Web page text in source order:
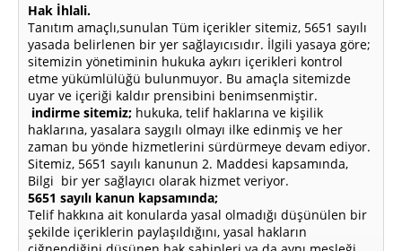
Hak İhlali.
Tanıtım amaçlı,sunulan Tüm içerikler sitemiz, 5651 sayılı
yasada belirlenen bir yer sağlayıcısıdır. İlgili yasaya göre;
sitemizin yönetiminin hukuka aykırı içerikleri kontrol
etme yükümlülüğü bulunmuyor. Bu amaçla sitemizde
uyar ve içeriği kaldır prensibini benimsenmiştir.
indirme sitemiz; hukuka, telif haklarına ve kişilik
haklarına, yasalara saygılı olmayı ilke edinmiş ve her
zaman bu yönde hizmetlerini sürdürmeye devam ediyor.
Sitemiz, 5651 sayılı kanunun 2. Maddesi kapsamında,
Bilgi bir yer sağlayıcı olarak hizmet veriyor.
5651 sayılı kanun kapsamında;
Telif hakkına ait konularda yasal olmadığı düşünülen bir
şekilde içeriklerin paylaşıldığını, yasal hakların